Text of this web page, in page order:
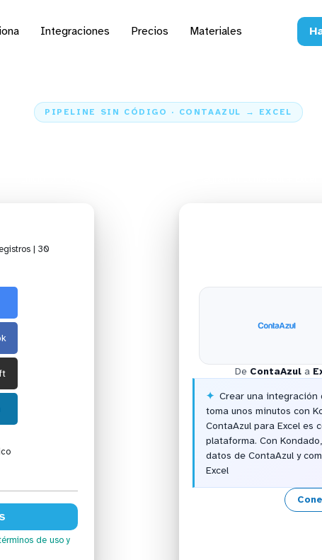
Integraciones Precios Materiales
PIPELINE SIN CÓDIGO · CONTAAZUL → EXCEL
| 30
de uso y
De ContaAzul a
Crear una integración
toma unos minutos con
ContaAzul para Excel es
plataforma. Con
datos de ContaAzul y
Excel